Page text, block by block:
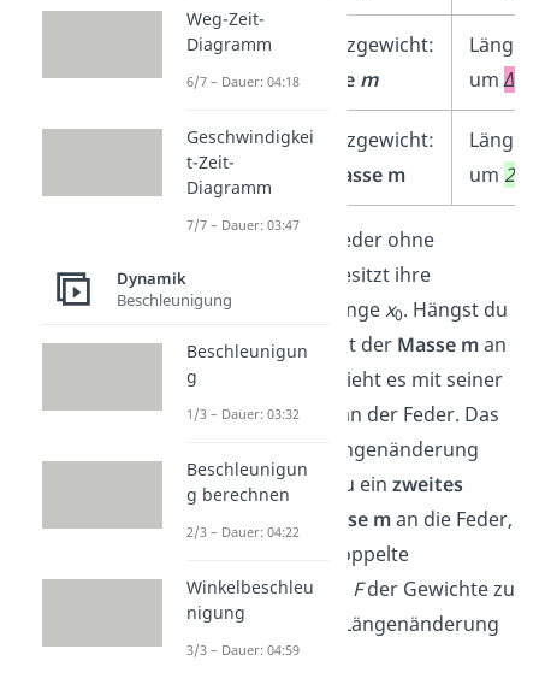
Feder
2
Zusatzgewicht:
Masse m
umΔx
Feder
3
Zusatzgewicht:
Masse m
um 2 •
Das heißt, eine Feder ohne
Zusatzgewicht besitzt ihre
ursprüngliche Längex0. Hängst du
ein Zusatzgewicht der Masse man
die Feder, dann zieht es mit seiner
Gewichtskraft
an der Feder. Das
führt zu einer Längenänderung
vonΔx. Hängst du ein zweites
Gewicht der Masse man die Feder,
dann führt die doppelte
Gewichtskraft 2 • Fder Gewichte zu
einer doppelten Längenänderung
von2 • Δx.
Weg-Zeit-
Diagramm
6/7 – Dauer: 04:18
Geschwindigkei
t-Zeit-
Diagramm
7/7 – Dauer: 03:47
Dynamik
Beschleunigung
Beschleunigun
g
1/3 – Dauer: 03:32
Beschleunigun
g berechnen
2/3 – Dauer: 04:22
Winkelbeschleu
nigung
3/3 – Dauer: 04:59